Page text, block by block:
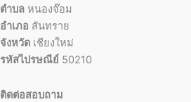
ตำบล หนองจ๊อม
อำเภอ สันทราย
จังหวัด เชียงใหม่
รหัสไปรษณีย์ 50210
ติดต่อสอบถาม